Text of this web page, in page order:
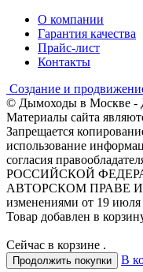
О компании
Гарантия качества
Прайс-лист
Контакты
Создание и
© Дымоходы в Москве -
Материалы сайта
Запрещается
использование
согласия
РОССИЙСКОЙ
АВТОРСКОМ ПРАВЕ
изменениями от 19 июля
Товар добавлен в
Сейчас в корзине .
Продолжить покупки В